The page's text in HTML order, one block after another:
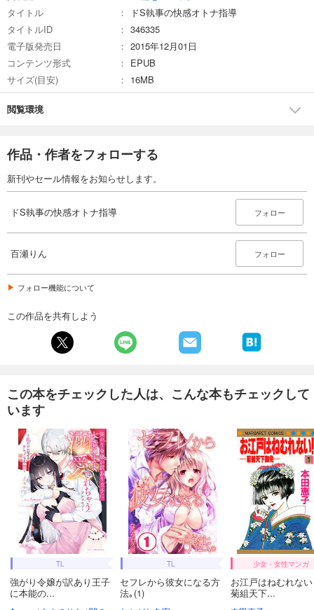
タイトル
ドS執事の快感オトナ指導
タイトルID
346335
電子版発売日
2015年12月01日
コンテンツ形式
EPUB
サイズ(目安)
16MB
閲覧環境
作品・作者をフォローする
新刊やセール情報をお知らせします。
ドS執事の快感オトナ指導 フォロー
百瀬りん フォロー
フォロー機能について
この作品を共有しよう
この本をチェックした人は、こんな本もチェックして
います
TL
強がり令嬢が訳あり王子
に本能の...
TL
セフレから彼女になる方
法｡(1)
少女・女性マンガ
お江戸はねむれな
菊組天下...